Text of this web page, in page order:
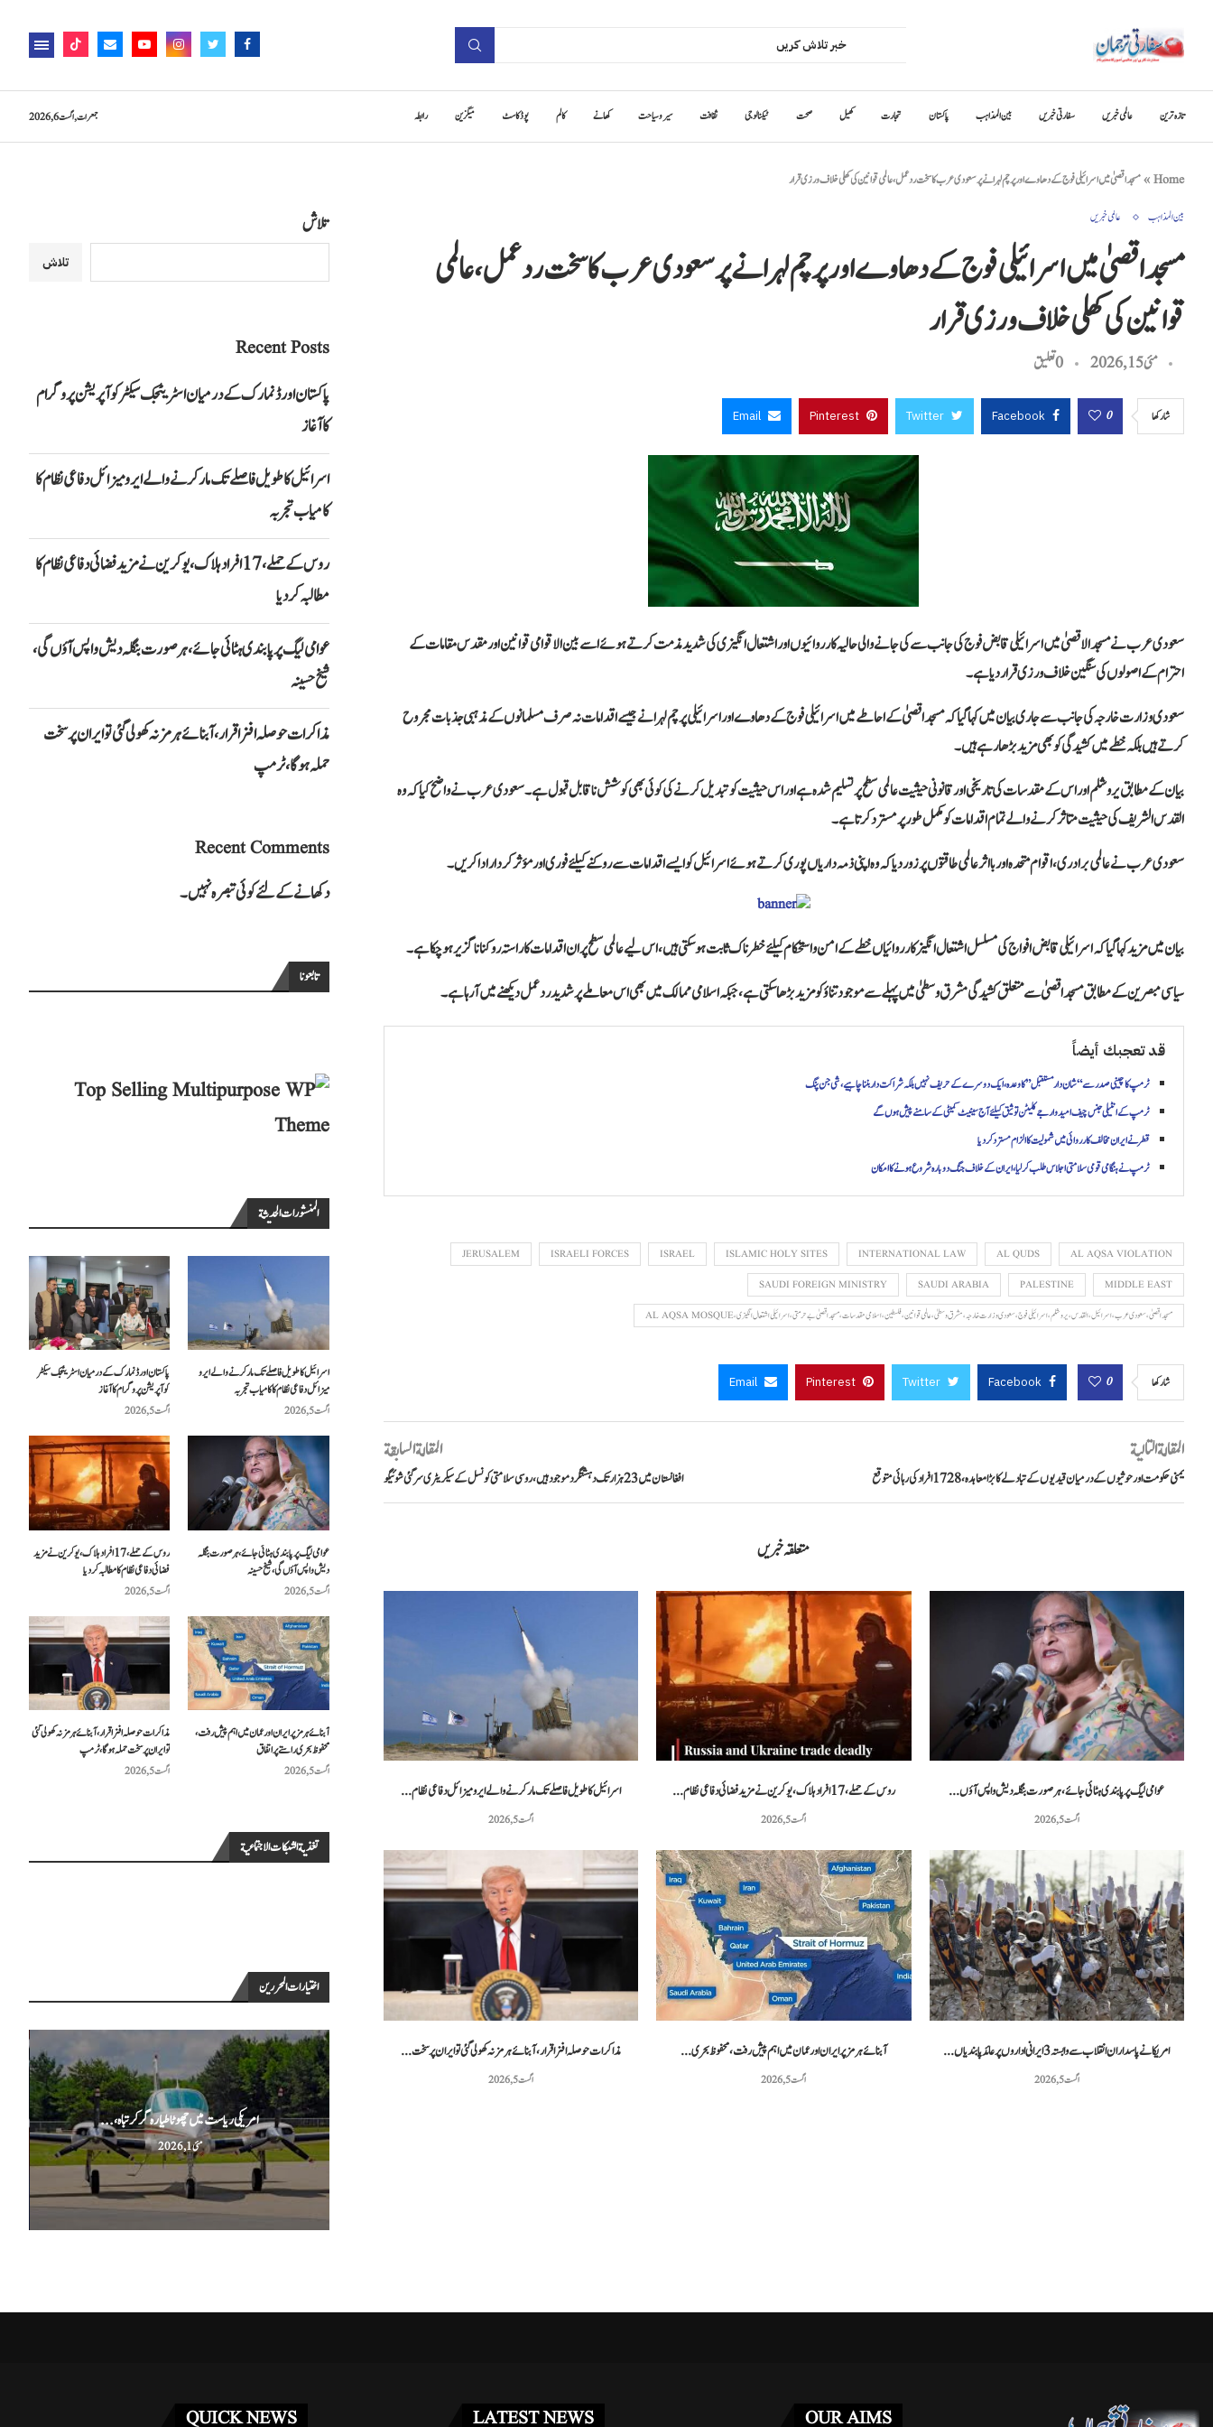
تازہ ترین عالمی خبریں سفارتی خبریں بین المذاہب پاکستان تجارت کھیل صحت ٹیکنالوجی ثقافت سیر و سیاحت کھانے کالم پوڈ کاسٹ میگزین رابطہ جمعرات, اگست 6, 2026
Home
»مسجد اقصیٰ میں اسرائیلی فوج کے دھاوے اور پرچم لہرانے پر سعودی عرب کا سخت ردعمل، عالمی قوانین کی کھلی خلاف ورزی قرار
بین المذاہب عالمی خبریں
مسجد اقصیٰ میں اسرائیلی فوج کے دھاوے اور پرچم لہرانے پر سعودی عرب کا سخت ردعمل، عالمی
قوانین کی کھلی خلاف ورزی قرار
مئی 15, 2026 0 تعليق
شاركها 0
Facebook
Twitter
Pinterest
Email
سعودی عرب نے مسجد الاقصیٰ میں اسرائیلی قابض فوج کی جانب سے کی جانے والی حالیہ کارروائیوں اور اشتعال انگیزی کی شدید مذمت کرتے ہوئے اسے بین الاقوامی قوانین اور مقدس مقامات کے
احترام کے اصولوں کی سنگین خلاف ورزی قرار دیا ہے۔
سعودی وزارت خارجہ کی جانب سے جاری بیان میں کہا گیا کہ مسجد اقصیٰ کے احاطے میں اسرائیلی فوج کے دھاوے اور اسرائیلی پرچم لہرانے جیسے اقدامات نہ صرف مسلمانوں کے مذہبی جذبات مجروح
کرتے ہیں بلکہ خطے میں کشیدگی کو بھی مزید بڑھا رہے ہیں۔
بیان کے مطابق یروشلم اور اس کے مقدسات کی تاریخی اور قانونی حیثیت عالمی سطح پر تسلیم شدہ ہے اور اس حیثیت کو تبدیل کرنے کی کوئی بھی کوشش ناقابل قبول ہے۔ سعودی عرب نے واضح کیا کہ وہ
القدس الشریف کی حیثیت متاثر کرنے والے تمام اقدامات کو مکمل طور پر مسترد کرتا ہے۔
سعودی عرب نے عالمی برادری، اقوام متحدہ اور بااثر عالمی طاقتوں پر زور دیا کہ وہ اپنی ذمہ داریاں پوری کرتے ہوئے اسرائیل کو ایسے اقدامات سے روکنے کیلئے فوری اور مؤثر کردار ادا کریں۔
بیان میں مزید کہا گیا کہ اسرائیلی قابض افواج کی مسلسل اشتعال انگیز کارروائیاں خطے کے امن و استحکام کیلئے خطرناک ثابت ہو سکتی ہیں، اس لیے عالمی سطح پر ان اقدامات کا راستہ روکنا ناگزیر ہو چکا ہے۔
سیاسی مبصرین کے مطابق مسجد اقصیٰ سے متعلق کشیدگی مشرق وسطیٰ میں پہلے سے موجود تناؤ کو مزید بڑھا سکتی ہے، جبکہ اسلامی ممالک میں بھی اس معاملے پر شدید ردعمل دیکھنے میں آ رہا ہے۔
قد تعجبك أيضاً
ٹرمپ کا چینی صدر سے “شان دار مستقبل” کا وعدہ، ایک دوسرے کے حریف نہیں بلکہ شراکت دار بننا چاہیے، شی جن پنگ
ٹرمپ کے انٹیلی جنس چیف امیدوار جے کلیٹن توثیق کیلئے آج سینیٹ کمیٹی کے سامنے پیش ہوں گے
قطر نے ایران مخالف کارروائی میں شمولیت کا الزام مسترد کردیا
ٹرمپ نے ہنگامی قومی سلامتی اجلاس طلب کرلیا، ایران کے خلاف جنگ دوبارہ شروع ہونے کا امکان
AL AQSA VIOLATION
AL QUDS
INTERNATIONAL LAW
ISLAMIC HOLY SITES
ISRAEL
ISRAELI FORCES
JERUSALEM
MIDDLE EAST
PALESTINE
SAUDI ARABIA
SAUDI FOREIGN MINISTRY
مسجد اقصیٰ، سعودی عرب، اسرائیل، القدس، یروشلم، اسرائیلی فوج، سعودی وزارت خارجہ، مشرق وسطیٰ، عالمی قوانین، فلسطین، اسلامی مقدسات، مسجد اقصیٰ بے حرمتی، اسرائیلی اشتعال انگیزی، AL AQSA MOSQUE
شاركها 0
Facebook
Twitter
Pinterest
Email
المقالة السابقة
افغانستان میں 23 ہزار تک دہشتگرد موجود ہیں، روسی سلامتی کونسل کے سیکریٹری سرگئی شوئیگو
المقالة التالية
یمنی حکومت اور حوثیوں کے درمیان قیدیوں کے تبادلے کا بڑا معاہدہ، 1728 افراد کی رہائی متوقع
متعلقہ خبریں
اسرائیل کا طویل فاصلے تک مار کرنے والے ایرو میزائل دفاعی نظام...
اگست 5, 2026
روس کے حملے، 17 افراد ہلاک، یوکرین نے مزید فضائی دفاعی نظام...
اگست 5, 2026
عوامی لیگ پر پابندی ہٹائی جائے، ہر صورت بنگلہ دیش واپس آؤں...
اگست 5, 2026
مذاکرات حوصلہ افزا قرار،آبنائے ہرمز نہ کھولی گئی تو ایران پر سخت...
اگست 5, 2026
آبنائے ہرمز پر ایران اور عمان میں اہم پیش رفت، محفوظ بحری...
اگست 5, 2026
امریکا نے پاسداران انقلاب سے وابستہ 3 ایرانی اداروں پر عائد پابندیاں...
اگست 5, 2026
تلاش
تلاش
Recent Posts
پاکستان اور ڈنمارک کے درمیان اسٹریٹجک سیکٹر کوآپریشن پروگرام
کا آغاز
اسرائیل کا طویل فاصلے تک مار کرنے والے ایرو میزائل دفاعی نظام کا
کامیاب تجربہ
روس کے حملے، 17 افراد ہلاک، یوکرین نے مزید فضائی دفاعی نظام کا
مطالبہ کر دیا
عوامی لیگ پر پابندی ہٹائی جائے، ہر صورت بنگلہ دیش واپس آؤں گی،
شیخ حسینہ
مذاکرات حوصلہ افزا قرار،آبنائے ہرمز نہ کھولی گئی تو ایران پر سخت
حملہ ہوگا، ٹرمپ
Recent Comments
دکھانے کے لئے کوئی تبصرہ نہیں۔
تابعونا
المنشورات الحديثة
پاکستان اور ڈنمارک کے درمیان اسٹریٹجک سیکٹر
کوآپریشن پروگرام کا آغاز
اگست 5, 2026
اسرائیل کا طویل فاصلے تک مار کرنے والے ایرو
میزائل دفاعی نظام کا کامیاب تجربہ
اگست 5, 2026
روس کے حملے، 17 افراد ہلاک، یوکرین نے مزید
فضائی دفاعی نظام کا مطالبہ کر دیا
اگست 5, 2026
عوامی لیگ پر پابندی ہٹائی جائے، ہر صورت بنگلہ
دیش واپس آؤں گی، شیخ حسینہ
اگست 5, 2026
مذاکرات حوصلہ افزا قرار،آبنائے ہرمز نہ کھولی گئی
تو ایران پر سخت حملہ ہوگا، ٹرمپ
اگست 5, 2026
آبنائے ہرمز پر ایران اور عمان میں اہم پیش رفت،
محفوظ بحری راستے پر اتفاق
اگست 5, 2026
تغذية الشبكات الاجتماعية
اختيارات المحررين
امریکی ریاست میں چھوٹا طیارہ گر کر تباہ،...
مئی 1, 2026
OUR AIMS
LATEST NEWS
QUICK NEWS